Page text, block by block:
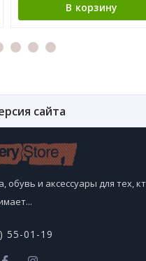
В корзину
сайта
и аксессуары для тех,
55-01-19